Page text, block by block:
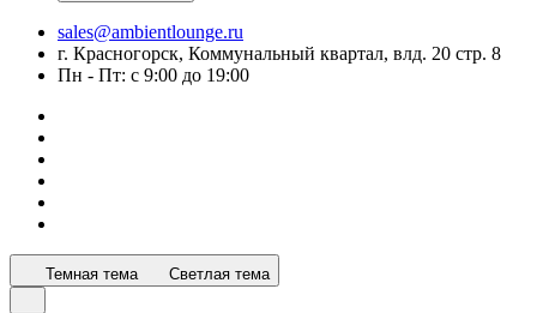
sales@ambientlounge.ru
г. Красногорск, Коммунальный квартал, влд. 20 стр. 8
Пн - Пт: с 9:00 до 19:00
Темная тема Светлая тема